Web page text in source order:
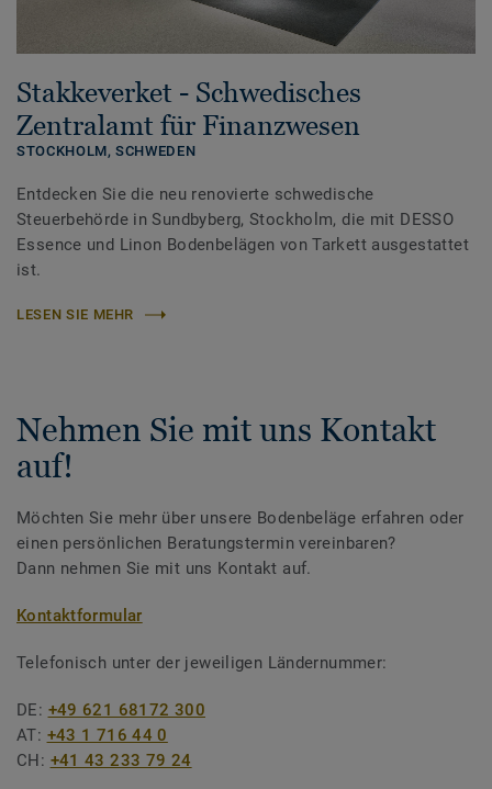
Stakkeverket - Schwedisches
Zentralamt für Finanzwesen
STOCKHOLM,SCHWEDEN
Entdecken Sie die neu renovierte schwedische
Steuerbehörde in Sundbyberg, Stockholm, die mit DESSO
Essence und Linon Bodenbelägen von Tarkett ausgestattet
ist.
LESEN SIE MEHR
Nehmen Sie mit uns Kontakt
auf!
Möchten Sie mehr über unsere Bodenbeläge erfahren oder
einen persönlichen Beratungstermin vereinbaren?
Dann nehmen Sie mit uns Kontakt auf.
Kontaktformular
Telefonisch unter der jeweiligen Ländernummer:
DE: +49 621 68172 300
AT: +43 1 716 44 0
CH: +41 43 233 79 24